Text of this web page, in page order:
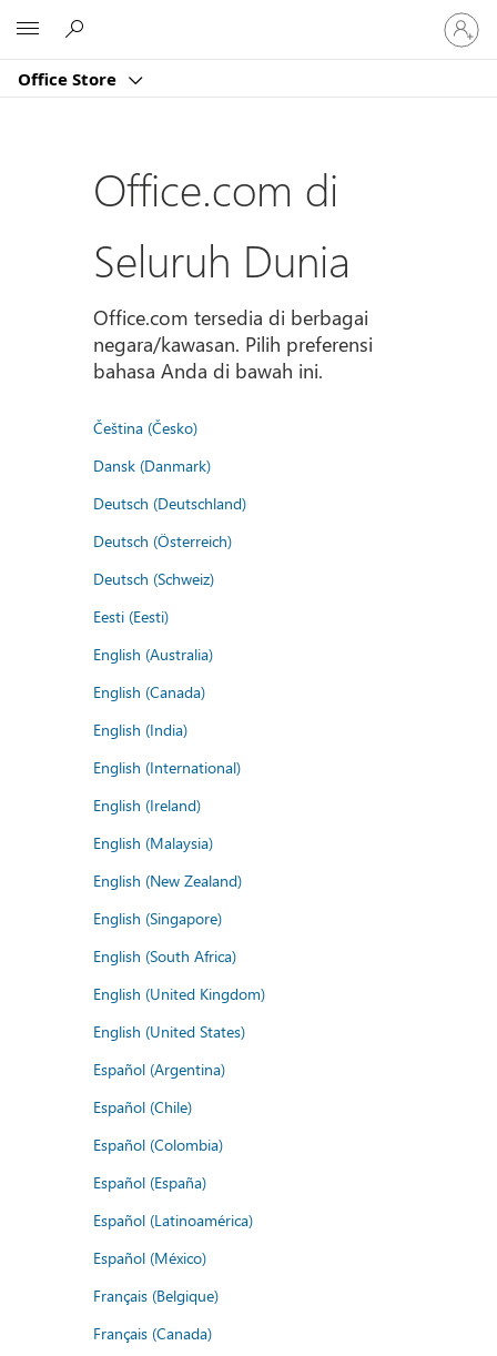
Office Store
Masuk
ke
akun
Office.com di
Seluruh Dunia
Office.com tersedia di berbagai
negara/kawasan. Pilih preferensi
bahasa Anda di bawah ini.
Čeština (Česko)
Dansk (Danmark)
Deutsch (Deutschland)
Deutsch (Österreich)
Deutsch (Schweiz)
Eesti (Eesti)
English (Australia)
English (Canada)
English (India)
English (International)
English (Ireland)
English (Malaysia)
English (New Zealand)
English (Singapore)
English (South Africa)
English (United Kingdom)
English (United States)
Español (Argentina)
Español (Chile)
Español (Colombia)
Español (España)
Español (Latinoamérica)
Español (México)
Français (Belgique)
Français (Canada)